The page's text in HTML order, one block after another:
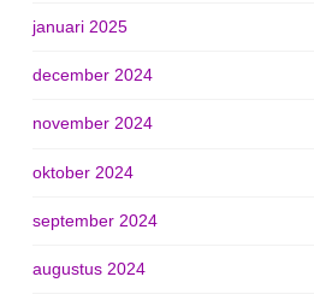
januari 2025
december 2024
november 2024
oktober 2024
september 2024
augustus 2024